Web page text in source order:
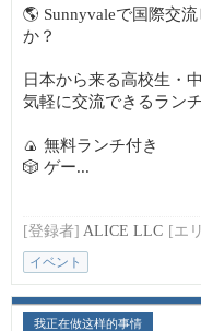
🌎 Sunnyvaleで国際交
か？
日本から来る高校生・
気軽に交流できるラン
🍙 無料ランチ付き
🎲 ゲー...
[登録者] ALICE LLC [エ
イベント
我正在做这样的事情